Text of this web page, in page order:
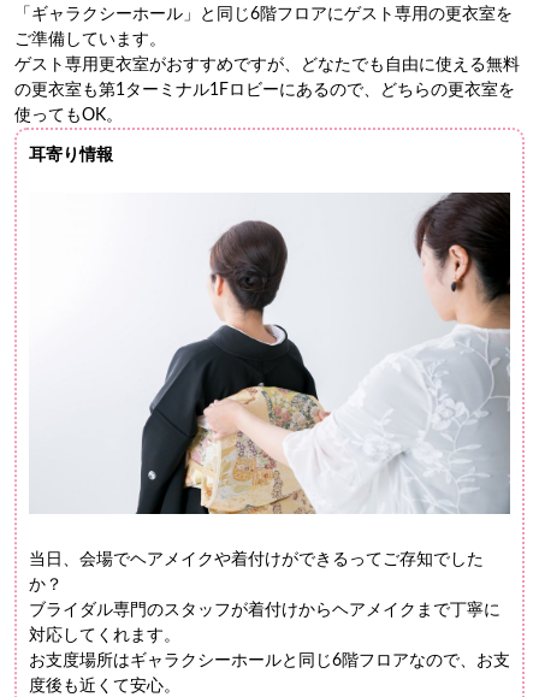
「ギャラクシーホール」と同じ6階フロアにゲスト専用の更衣室を
ご準備しています。
ゲスト専用更衣室がおすすめですが、どなたでも自由に使える無料
の更衣室も第1ターミナル1Fロビーにあるので、どちらの更衣室を
使ってもOK。
耳寄り情報
当日、会場でヘアメイクや着付けができるってご存知でした
か？
ブライダル専門のスタッフが着付けからヘアメイクまで丁寧に
対応してくれます。
お支度場所はギャラクシーホールと同じ6階フロアなので、お支
度後も近くて安心。